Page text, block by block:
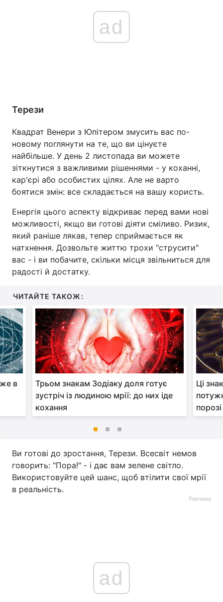
ad
Терези
Квадрат Венери з Юпітером змусить вас по-
новому поглянути на те, що ви цінуєте
найбільше. У день 2 листопада ви можете
зіткнутися з важливими рішеннями - у коханні,
кар'єрі або особистих цілях. Але не варто
боятися змін: все складається на вашу користь.
Енергія цього аспекту відкриває перед вами нові
можливості, якщо ви готові діяти сміливо. Ризик,
який раніше лякав, тепер сприймається як
натхнення. Дозвольте життю трохи "струсити"
вас - і ви побачите, скільки місця звільниться для
радості й достатку.
ЧИТАЙТЕ ТАКОЖ:
в
Трьом знакам Зодіаку доля готує
зустріч із людиною мрії: до них іде
кохання
Ці
порозі
Ви готові до зростання, Терези. Всесвіт немов
говорить: "Пора!" - і дає вам зелене світло.
Використовуйте цей шанс, щоб втілити свої мрії
в реальність.
Реклама
ad